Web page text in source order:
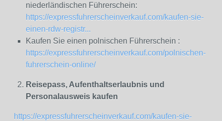
niederländischen Führerschein:
https://expressfuhrerscheinverkauf.com/kaufen-sie-
einen-rdw-registr...
Kaufen Sie einen polnischen Führerschein :
https://expressfuhrerscheinverkauf.com/polnischen-
fuhrerschein-online/
Reisepass, Aufenthaltserlaubnis und
Personalausweis kaufen
https://expressfuhrerscheinverkauf.com/kaufen-sie-